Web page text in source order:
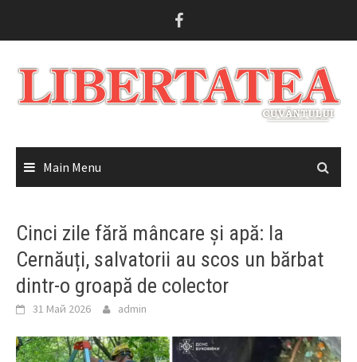
Main Menu
Cinci zile fără mâncare și apă: la
Cernăuți, salvatorii au scos un bărbat
dintr-o groapă de colector
31 Май 2026 admin